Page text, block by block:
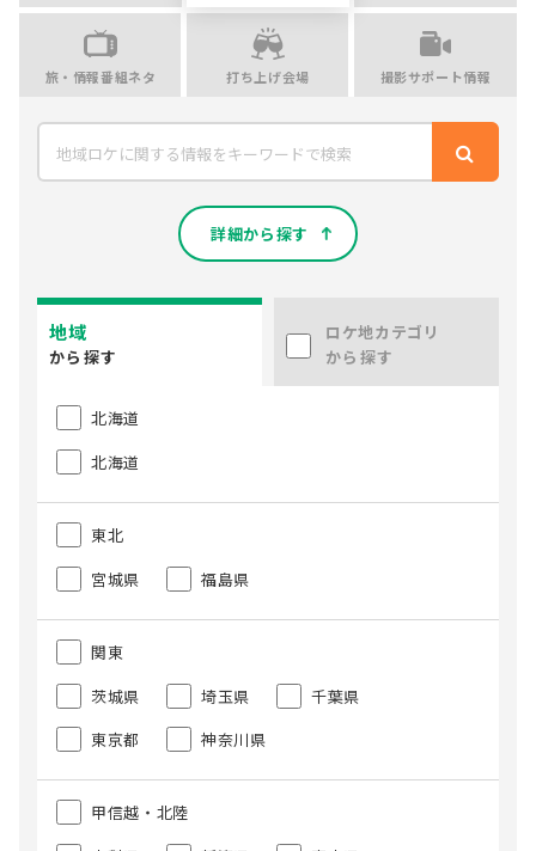
旅・情報番組ネタ 打ち上げ会場 撮影サポート情報
詳細から探す
地域
から探す
ロケ地カテゴリ
から探す
北海道
北海道
東北
宮城県
福島県
関東
茨城県
埼玉県
千葉県
東京都
神奈川県
甲信越・北陸